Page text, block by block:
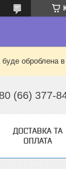
буде оброблена
(66) 377-
ДОСТАВКА ТА
ОПЛАТА